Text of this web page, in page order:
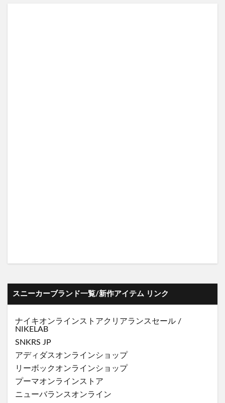
スニーカーブランド一覧/新作アイテム リンク
ナイキオンラインストアクリアランスセール /
NIKELAB
SNKRS JP
アディダスオンラインショップ
リーボックオンラインショップ
プーマオンラインストア
ニューバランスオンライン